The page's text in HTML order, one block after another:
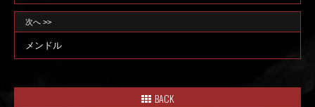
次へ >>
メンドル
BACK